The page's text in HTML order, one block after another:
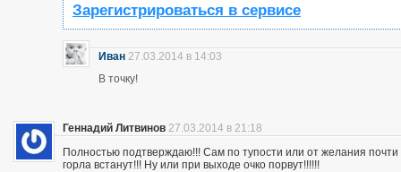
Зарегистрироваться в сервисе
Иван 27.03.2014 в 14:03
В точку!
Геннадий Литвинов 27.03.2014 в 21:18
Полностью подтверждаю!!! Сам по тупости или от желания
горла встанут!!! Ну или при выходе очко порвут!!!!!!